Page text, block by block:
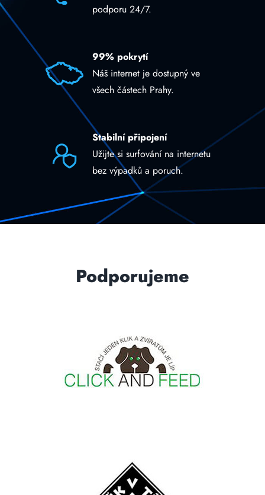
podporu 24/7.
99% pokrytí
Náš internet je dostupný ve
všech částech Prahy.
Stabilní připojení
Užijte si surfování na internetu
bez výpadků a poruch.
Podporujeme